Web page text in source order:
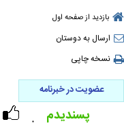
بازدید از صفحه اول
ارسال به دوستان
نسخه چاپی
عضویت در خبرنامه
۰ پسندیدم